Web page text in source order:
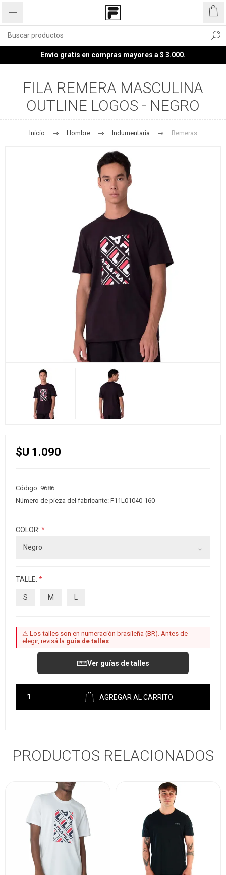
Envío gratis en compras mayores a $ 3.000.
FILA REMERA MASCULINA
OUTLINE LOGOS - NEGRO
Inicio Hombre Indumentaria Remeras
$U 1.090
Código: 9686
Número de pieza del fabricante: F11L01040-160
COLOR: *
TALLE: *
S M L
⚠ Los talles son en numeración brasileña (BR). Antes de
elegir, revisá la guía de talles
Ver guías de talles
AGREGAR AL CARRITO
PRODUCTOS RELACIONADOS